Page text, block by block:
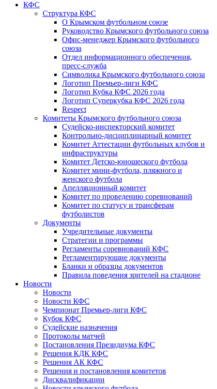
КФС
Структура КФС
О Крымском футбольном союзе
Руководство Крымского футбольного союза
Офис-менеджер Крымского футбольного
союза
Отдел информационного обеспечения,
пресс-служба
Символика Крымского футбольного союза
Логотип Премьер-лиги КФС
Логотип Кубка КФС 2026 года
Логотип Суперкубка КФС 2026 года
Respect
Комитеты Крымского футбольного союза
Судейско-инспекторский комитет
Контрольно-дисциплинарный комитет
Комитет Аттестации футбольных клубов и
инфраструктуры
Комитет Детско-юношеского футбола
Комитет мини-футбола, пляжного и
женского футбола
Апелляционный комитет
Комитет по проведению соревнований
Комитет по статусу и трансферам
футболистов
Документы
Учредительные документы
Стратегии и программы
Регламенты соревнований КФС
Регламентирующие документы
Бланки и образцы документов
Правила поведения зрителей на стадионе
Новости
Новости
Новости КФС
Чемпионат Премьер-лиги КФС
Кубок КФС
Судейские назначения
Протоколы матчей
Постановления Президиума КФС
Решения КДК КФС
Решения АК КФС
Решения и постановления комитетов
Дисквалификации